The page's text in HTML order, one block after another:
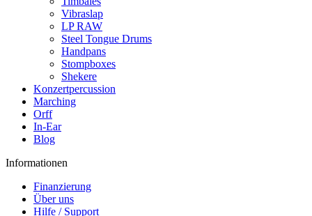
Vibraslap
LP RAW
Steel Tongue Drums
Handpans
Stompboxes
Shekere
Konzertpercussion
Marching
Orff
In-Ear
Blog
Informationen
Finanzierung
Über uns
Hilfe / Support